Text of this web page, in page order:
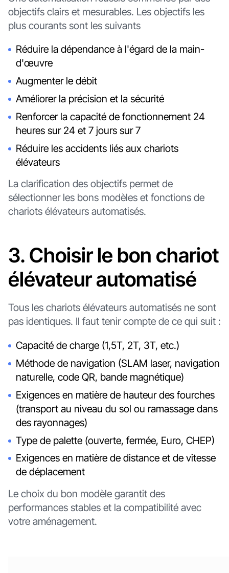
objectifs clairs et mesurables. Les objectifs les
plus courants sont les suivants
Réduire la dépendance à l'égard de la main-
d'œuvre
Augmenter le débit
Améliorer la précision et la sécurité
Renforcer la capacité de fonctionnement 24
heures sur 24 et 7 jours sur 7
Réduire les accidents liés aux chariots
élévateurs
La clarification des objectifs permet de
sélectionner les bons modèles et fonctions de
chariots élévateurs automatisés.
3. Choisir le bon chariot
élévateur automatisé
Tous les chariots élévateurs automatisés ne sont
pas identiques. Il faut tenir compte de ce qui suit :
Capacité de charge (1,5T, 2T, 3T, etc.)
Méthode de navigation (SLAM laser, navigation
naturelle, code QR, bande magnétique)
Exigences en matière de hauteur des fourches
(transport au niveau du sol ou ramassage dans
des rayonnages)
Type de palette (ouverte, fermée, Euro, CHEP)
Exigences en matière de distance et de vitesse
de déplacement
Le choix du bon modèle garantit des
performances stables et la compatibilité avec
votre aménagement.